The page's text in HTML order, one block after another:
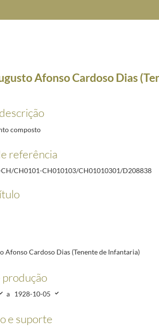
05
14
03
16/1928-10-05
10-05
1952-12-04
19
Afonso Cardoso Dias
composto
referência
CH/CH0101-CH010103/CH01010301/D208838
Afonso Cardoso Dias (Tenente de Infantaria)
produção
a 1928-10-05
e suporte